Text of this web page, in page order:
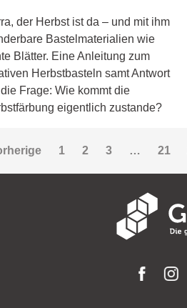
der Herbst ist da – und mit ihm
Bastelmaterialien wie
Blätter. Eine Anleitung zum
Herbstbasteln samt Antwort
Frage: Wie kommt die
eigentlich zustande?
1 2 3 … 21